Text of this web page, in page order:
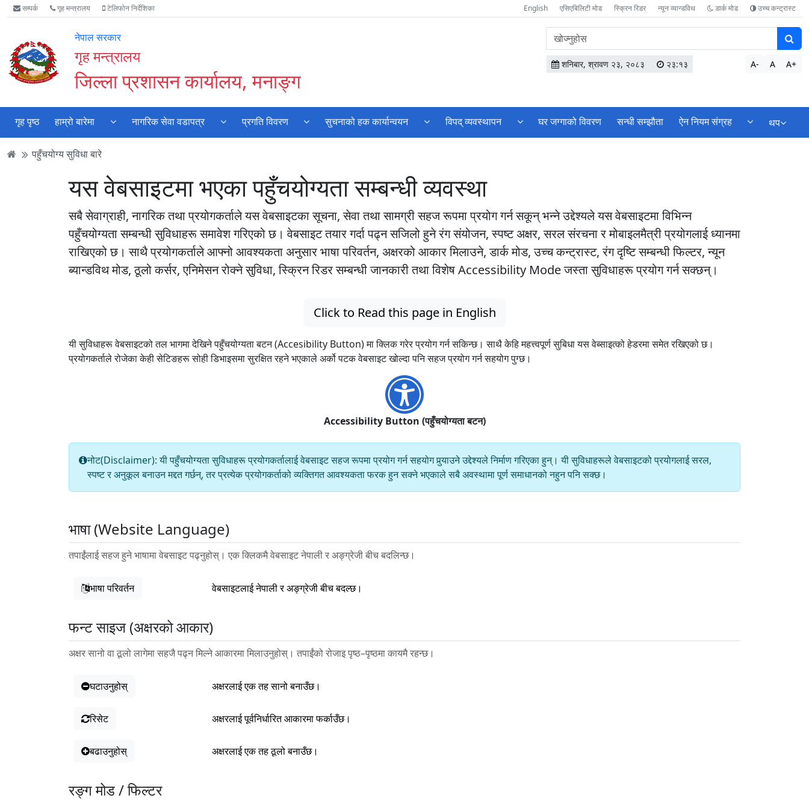
Accessibility
Mode
गर्नुहोस्
मुख्य
सामाग्री
मुख्य
नेभिगेसन
वेबसाइट
खोजमा
सम्पर्क गृह मन्त्रालय टेलिफोन निर्देशिका English एसिएबिलिटी मोड स्क्रिन रिडर न्यून व्यान्डविथ डार्क मोड उच्च कन्ट्रास्ट
नेपाल सरकार
गृह मन्त्रालय
जिल्ला प्रशासन कार्यालय, मनाङ्ग
वेबसाइटमा
सामग्री
खोज्नुहोस
शनिबार, श्रावण २३, २०८३ २३:१३ A- A A+
गृह पृष्ठ हाम्रो बारेमा नागरिक सेवा वडापत्र प्रगति विवरण सुचनाको हक कार्यान्वयन विपद् व्यवस्थापन घर जग्गाको विवरण सन्धी सम्झौता ऐन नियम संग्रह थप
पहुँचयोग्य सुविधा बारे
यस वेबसाइटमा भएका पहुँचयोग्यता सम्बन्धी व्यवस्था
सबै सेवाग्राही, नागरिक तथा प्रयोगकर्ताले यस वेबसाइटका सूचना, सेवा तथा सामग्री सहज रूपमा प्रयोग गर्न सकून् भन्ने उद्देश्यले यस वेबसाइटमा विभिन्न
पहुँचयोग्यता सम्बन्धी सुविधाहरू समावेश गरिएको छ। वेबसाइट तयार गर्दा पढ्न सजिलो हुने रंग संयोजन, स्पष्ट अक्षर, सरल संरचना र मोबाइलमैत्री प्रयोगलाई ध्यानमा
राखिएको छ। साथै प्रयोगकर्ताले आफ्नो आवश्यकता अनुसार भाषा परिवर्तन, अक्षरको आकार मिलाउने, डार्क मोड, उच्च कन्ट्रास्ट, रंग दृष्टि सम्बन्धी फिल्टर, न्यून
ब्यान्डविथ मोड, ठूलो कर्सर, एनिमेसन रोक्ने सुविधा, स्क्रिन रिडर सम्बन्धी जानकारी तथा विशेष Accessibility Mode जस्ता सुविधाहरू प्रयोग गर्न सक्छन्।
Click to Read this page in English
यी सुविधाहरू वेबसाइटको तल भागमा देखिने पहुँचयोग्यता बटन (Accesibility Button) मा क्लिक गरेर प्रयोग गर्न सकिन्छ। साथै केहि महत्त्वपूर्ण सुबिधा यस वेब्साइत्को हेडरमा समेत रखिएको छ।
प्रयोगकर्ताले रोजेका केही सेटिङहरू सोही डिभाइसमा सुरक्षित रहने भएकाले अर्को पटक वेबसाइट खोल्दा पनि सहज प्रयोग गर्न सहयोग पुग्छ।
Accessibility Button (पहुँचयोग्यता बटन)
नोट(Disclaimer): यी पहुँचयोग्यता सुविधाहरू प्रयोगकर्तालाई वेबसाइट सहज रूपमा प्रयोग गर्न सहयोग पुर्‍याउने उद्देश्यले निर्माण गरिएका हुन्। यी सुविधाहरूले वेबसाइटको प्रयोगलाई सरल,
स्पष्ट र अनुकूल बनाउन मद्दत गर्छन्, तर प्रत्येक प्रयोगकर्ताको व्यक्तिगत आवश्यकता फरक हुन सक्ने भएकाले सबै अवस्थामा पूर्ण समाधानको नहुन पनि सक्छ।
भाषा (Website Language)
तपाईंलाई सहज हुने भाषामा वेबसाइट पढ्नुहोस्। एक क्लिकमै वेबसाइट नेपाली र अङ्ग्रेजी बीच बदलिन्छ।
भाषा परिवर्तन वेबसाइटलाई नेपाली र अङ्ग्रेजी बीच बदल्छ।
फन्ट साइज (अक्षरको आकार)
अक्षर सानो वा ठूलो लागेमा सहजै पढ्न मिल्ने आकारमा मिलाउनुहोस्। तपाईंको रोजाइ पृष्ठ–पृष्ठमा कायमै रहन्छ।
घटाउनुहोस् अक्षरलाई एक तह सानो बनाउँछ।
रिसेट अक्षरलाई पूर्वनिर्धारित आकारमा फर्काउँछ।
बढाउनुहोस् अक्षरलाई एक तह ठूलो बनाउँछ।
रङ्ग मोड / फिल्टर